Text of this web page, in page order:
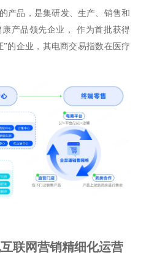
产品，是集研发、生产、销售和
产品领先企业， 作为首批获得
的企业，其电商交易指数在医疗
联网营销精细化运营